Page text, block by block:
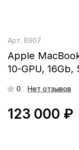
Арт. 8907
Apple
10-GPU,
0 Нет отзывов
123 000 ₽